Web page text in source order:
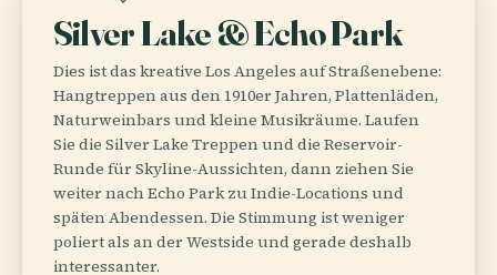
Silver Lake & Echo Park
Dies ist das kreative Los Angeles auf Straßenebene:
Hangtreppen aus den 1910er Jahren, Plattenläden,
Naturweinbars und kleine Musikräume. Laufen
Sie die Silver Lake Treppen und die Reservoir-
Runde für Skyline-Aussichten, dann ziehen Sie
weiter nach Echo Park zu Indie-Locations und
späten Abendessen. Die Stimmung ist weniger
poliert als an der Westside und gerade deshalb
interessanter.